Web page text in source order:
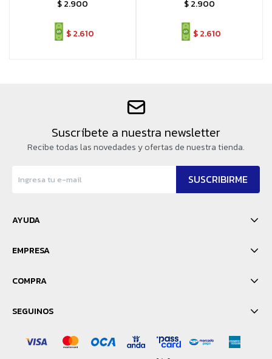
$2.900
$ 2.610
$2.900
$ 2.610
Suscríbete a nuestra newsletter
Recibe todas las novedades y ofertas de nuestra tienda.
SUSCRIBIRME
AYUDA
EMPRESA
COMPRA
SEGUINOS